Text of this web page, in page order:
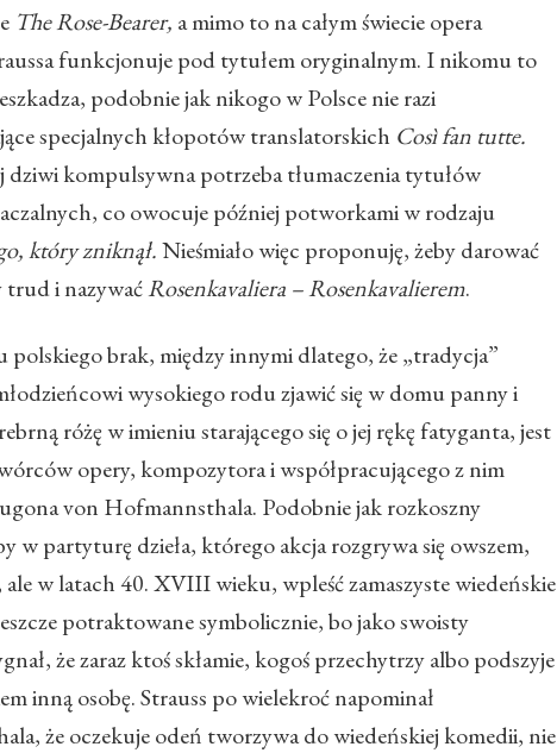
The Rose-Bearer, a mimo to na całym świecie opera
funkcjonuje pod tytułem oryginalnym. I nikomu to
podobnie jak nikogo w Polsce nie razi
specjalnych kłopotów translatorskich Così fan tutte.
dziwi kompulsywna potrzeba tłumaczenia tytułów
co owocuje później potworkami w rodzaju
który zniknął.Nieśmiało więc proponuję, żeby darować
trud i nazywaćRosenkavaliera –Rosenkavalierem.
polskiego brak, między innymi dlatego, że „tradycja”
wysokiego rodu zjawić się w domu panny i
różę w imieniu starającego się o jej rękę fatyganta, jest
opery, kompozytora i współpracującego z nim
von Hofmannsthala. Podobnie jak rozkoszny
w partyturę dzieła, którego akcja rozgrywa się owszem,
w latach 40. XVIII wieku, wpleść zamaszyste wiedeńskie
potraktowane symbolicznie, bo jako swoisty
że zaraz ktoś skłamie, kogoś przechytrzy albo podszyje
inną osobę. Strauss po wielekroć napominał
że oczekuje odeń tworzywa do wiedeńskiej komedii, nie